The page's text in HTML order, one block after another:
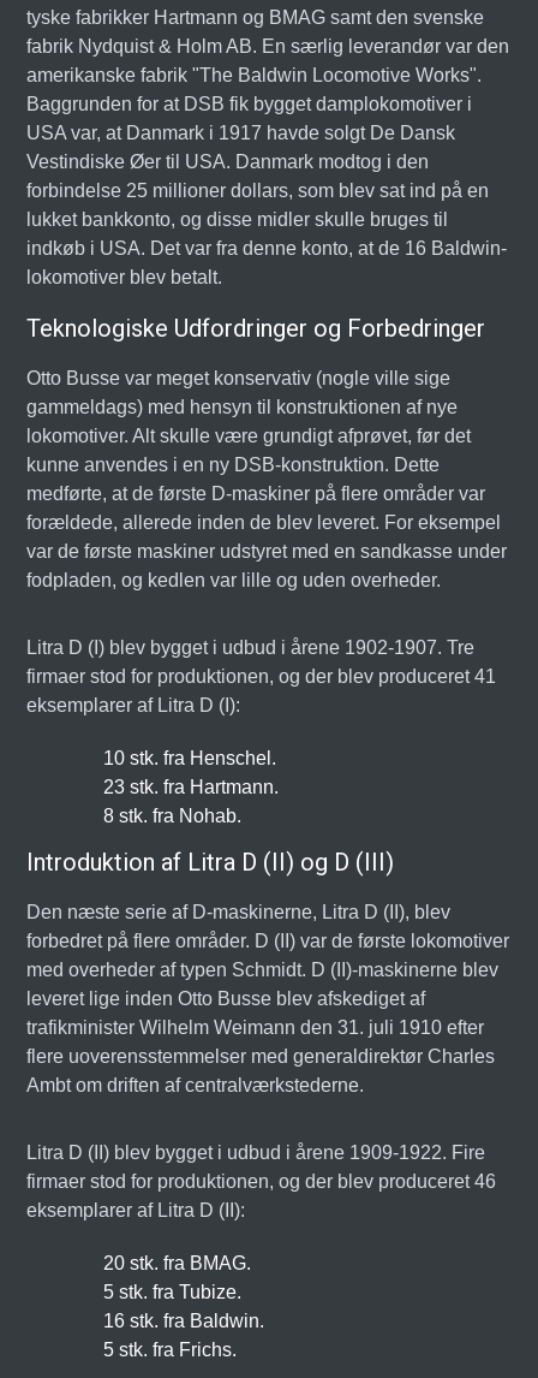
tyske fabrikker Hartmann og BMAG samt den svenske
fabrik Nydquist & Holm AB. En særlig leverandør var den
amerikanske fabrik "The Baldwin Locomotive Works".
Baggrunden for at DSB fik bygget damplokomotiver i
USA var, at Danmark i 1917 havde solgt De Dansk
Vestindiske Øer til USA. Danmark modtog i den
forbindelse 25 millioner dollars, som blev sat ind på en
lukket bankkonto, og disse midler skulle bruges til
indkøb i USA. Det var fra denne konto, at de 16 Baldwin-
lokomotiver blev betalt.
Teknologiske Udfordringer og Forbedringer
Otto Busse var meget konservativ (nogle ville sige
gammeldags) med hensyn til konstruktionen af nye
lokomotiver. Alt skulle være grundigt afprøvet, før det
kunne anvendes i en ny DSB-konstruktion. Dette
medførte, at de første D-maskiner på flere områder var
forældede, allerede inden de blev leveret. For eksempel
var de første maskiner udstyret med en sandkasse under
fodpladen, og kedlen var lille og uden overheder.
Litra D (I) blev bygget i udbud i årene 1902-1907. Tre
firmaer stod for produktionen, og der blev produceret 41
eksemplarer af Litra D (I):
10 stk. fra Henschel.
23 stk. fra Hartmann.
8 stk. fra Nohab.
Introduktion af Litra D (II) og D (III)
Den næste serie af D-maskinerne, Litra D (II), blev
forbedret på flere områder. D (II) var de første lokomotiver
med overheder af typen Schmidt. D (II)-maskinerne blev
leveret lige inden Otto Busse blev afskediget af
trafikminister Wilhelm Weimann den 31. juli 1910 efter
flere uoverensstemmelser med generaldirektør Charles
Ambt om driften af centralværkstederne.
Litra D (II) blev bygget i udbud i årene 1909-1922. Fire
firmaer stod for produktionen, og der blev produceret 46
eksemplarer af Litra D (II):
20 stk. fra BMAG.
5 stk. fra Tubize.
16 stk. fra Baldwin.
5 stk. fra Frichs.